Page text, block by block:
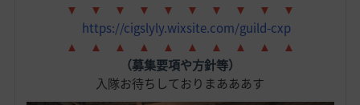
▼ ▼ ▼ ▼ ▼ ▼
▼ ▼ ▼ ▼
https://cigslyly.wixsite.com/guild-cxp
▲ ▲ ▲ ▲ ▲ ▲ ▲ ▲ ▲ ▲
（募集要項や方針等）
入隊お待ちしておりまあああす